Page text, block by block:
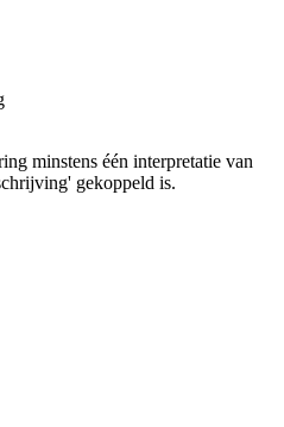
minstens één interpretatie van
gekoppeld is.